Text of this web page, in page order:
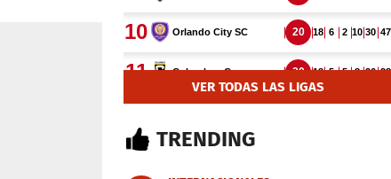
VER TODAS LAS LIGAS
TRENDING